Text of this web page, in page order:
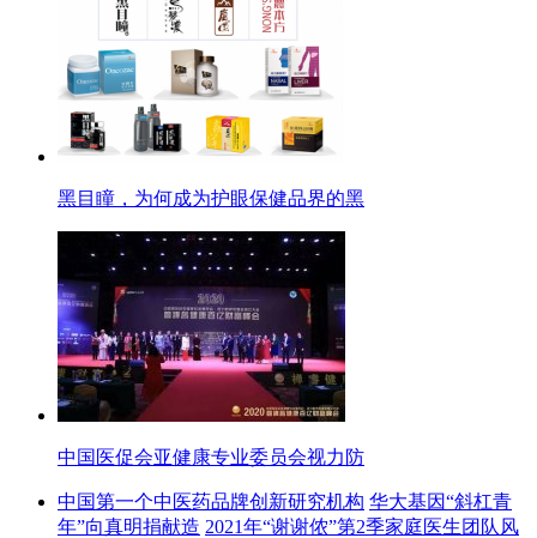
黑目瞳，为何成为护眼保健品界的黑
中国医促会亚健康专业委员会视力防
中国第一个中医药品牌创新研究机构 华大基因“斜杠青
年”向真明捐献造 2021年“谢谢侬”第2季家庭医生团队风